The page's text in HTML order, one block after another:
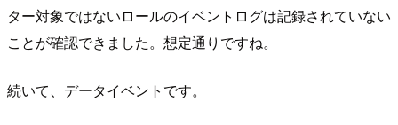
ター対象ではないロールのイベントログは記録されていない
ことが確認できました。想定通りですね。
続いて、データイベントです。